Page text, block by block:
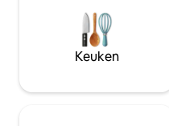
video's, boeken, spelletjes
South West te bieden heeft
Keuken